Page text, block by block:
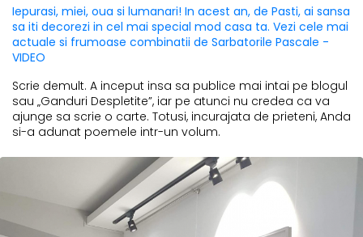
Iepurasi, miei, oua si lumanari! In acest an, de Pasti, ai sansa
sa iti decorezi in cel mai special mod casa ta. Vezi cele mai
actuale si frumoase combinatii de Sarbatorile Pascale -
VIDEO
Scrie demult. A inceput insa sa publice mai intai pe blogul
sau „Ganduri Despletite”, iar pe atunci nu credea ca va
ajunge sa scrie o carte. Totusi, incurajata de prieteni, Anda
si-a adunat poemele intr-un volum.